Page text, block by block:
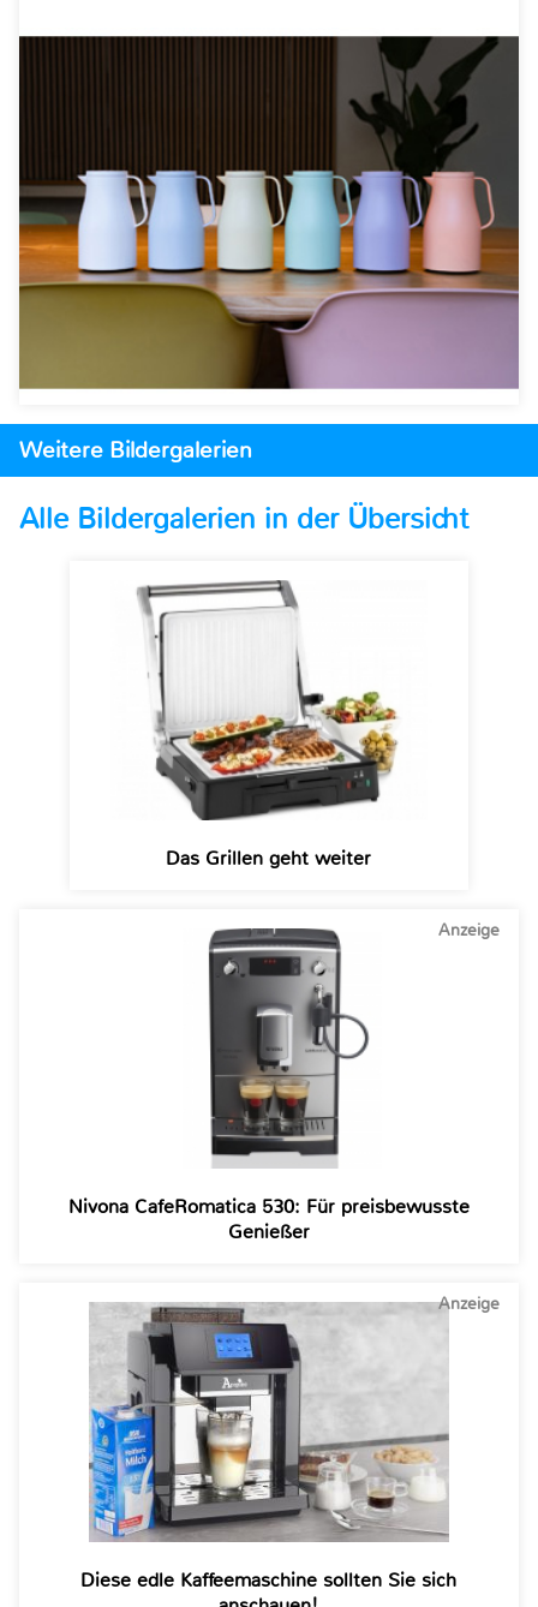
Weitere Bildergalerien
Alle Bildergalerien in der Übersicht
Das Grillen geht weiter
Nivona CafeRomatica 530: Für preisbewusste
Genießer
Anzeige
Diese edle Kaffeemaschine sollten Sie sich
Anzeige